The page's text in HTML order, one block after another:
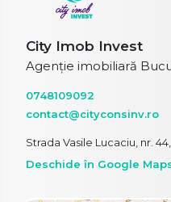
City Imob Invest
Agenție imobiliară
0748109092
contact@cityconsinv.ro
Strada Vasile Lucaciu, nr.
Deschide în Google